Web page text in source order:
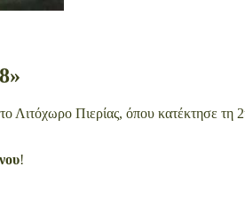
Πιερίας, όπου κατέκτησε τη
!